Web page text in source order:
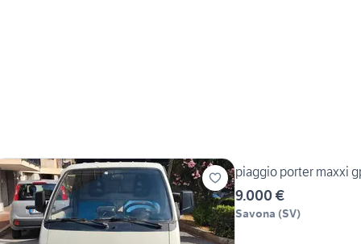
piaggio porter maxxi
9.000 €
Savona (SV)